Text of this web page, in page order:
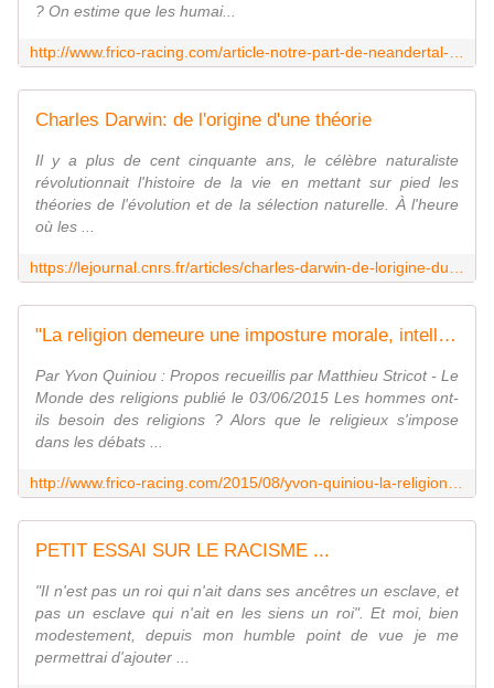
? On estime que les humai...
Charles Darwin: de l'origine d'une théorie
Il y a plus de cent cinquante ans, le célèbre naturaliste
révolutionnait l'histoire de la vie en mettant sur pied les
théories de l'évolution et de la sélection naturelle. À l'heure
où les ...
"La religion demeure une imposture morale, intellectuelle et politique" - frico-racing-passion moto
Par Yvon Quiniou : Propos recueillis par Matthieu Stricot - Le
Monde des religions publié le 03/06/2015 Les hommes ont-
ils besoin des religions ? Alors que le religieux s'impose
dans les débats ...
PETIT ESSAI SUR LE RACISME ...
"Il n'est pas un roi qui n'ait dans ses ancêtres un esclave, et
pas un esclave qui n'ait en les siens un roi". Et moi, bien
modestement, depuis mon humble point de vue je me
permettrai d'ajouter ...